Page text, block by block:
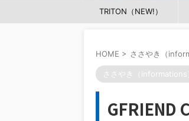
TRITON（NEW!）
HOME > ささやき（
ささやき（informations
GFRIEND